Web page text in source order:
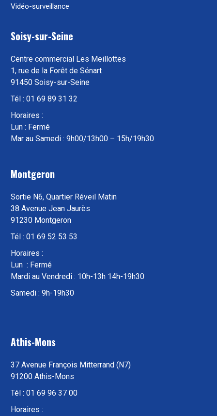
Vidéo-surveillance
Soisy-sur-Seine
Centre commercial Les Meillottes
1, rue de la Forêt de Sénart
91450 Soisy-sur-Seine
Tél : 01 69 89 31 32
Horaires :
Lun : Fermé
Mar au Samedi : 9h00/13h00 – 15h/19h30
Montgeron
Sortie N6, Quartier Réveil Matin
38 Avenue Jean Jaurès
91230 Montgeron
Tél : 01 69 52 53 53
Horaires :
Lun : Fermé
Mardi au Vendredi : 10h-13h 14h-19h30
Samedi : 9h-19h30
Athis-Mons
37 Avenue François Mitterrand (N7)
91200 Athis-Mons
Tél : 01 69 96 37 00
Horaires :